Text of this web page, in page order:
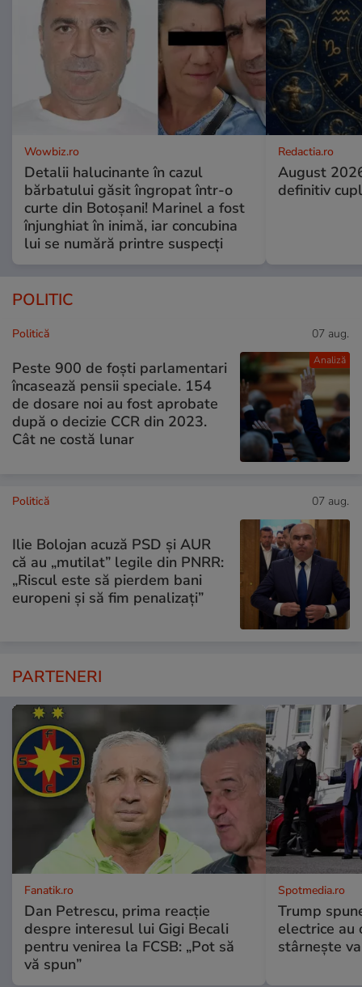
Wowbiz.ro
Detalii halucinante în cazul
bărbatului găsit îngropat într-o
curte din Botoșani! Marinel a fost
înjunghiat în inimă, iar concubina
lui se numără printre suspecți
Redactia.ro
August
definitiv
POLITIC
Analiză
Politică 07 aug.
Peste 900 de foști parlamentari
încasează pensii speciale. 154
de dosare noi au fost aprobate
după o decizie CCR din 2023.
Cât ne costă lunar
Politică 07 aug.
Ilie Bolojan acuză PSD și AUR
că au „mutilat” legile din PNRR:
„Riscul este să pierdem bani
europeni și să fim penalizați”
PARTENERI
Fanatik.ro
Dan Petrescu, prima reacție
despre interesul lui Gigi Becali
pentru venirea la FCSB: „Pot să
vă spun”
Spotmedia.ro
Trump
electrice au
stârnește